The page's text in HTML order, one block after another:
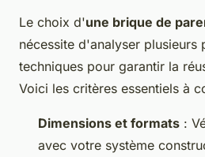
Le choix d'une brique de
nécessite d'analyser plusieurs
techniques pour garantir la
Voici les critères essentiels à
Dimensions et formats :
avec votre système